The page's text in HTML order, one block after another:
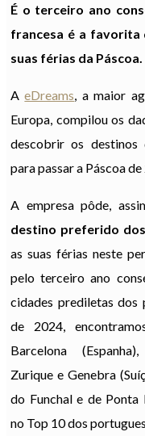
É o terceiro ano
francesa é a favorita
suas férias da Páscoa.
AeDreams, a maior
Europa, compilou os
descobrir os destinos
para passar a Páscoa
A empresa pôde,
destino preferido
as suas férias neste
pelo terceiro ano
cidades prediletas dos
de 2024,
Barcelona
Zurique e Genebra
do Funchal e de
no Top 10 dos